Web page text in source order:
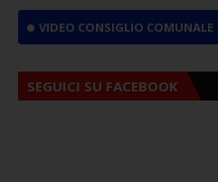
VIDEO CONSIGLIO COMUNALE
SEGUICI SU FACEBOOK